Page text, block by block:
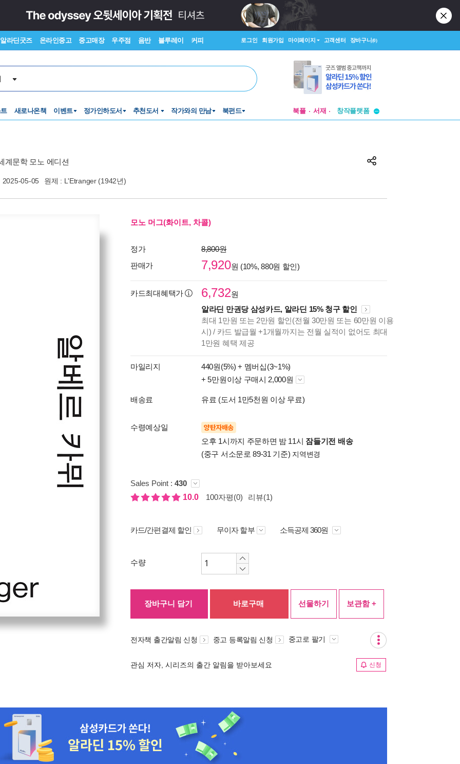
알라딘굿즈 온라인중고 중고매장 우주점 음반 블루레이 커피 로그인 회원가입 마이페이지 고객센터 장바구니(0)
새로나온책 이벤트 정가인하도서 추천도서 작가와의 만남 북펀드 북플 서재
투비컨티뉴드
계문학 모노 에디션
2025-05-05 원제 : L'Etranger (1942년)
모노 머그(화이트, 차콜)
정가
8,800원
판매가
7,920원 (10%, 880원 할인)
카드최대혜택가 6,732원
알라딘 만권당 삼성카드, 알라딘 15% 청구 할인
최대 1만원 또는 2만원 할인(전월 30만원 또는 60만원 이용
시) / 카드 발급월 +1개월까지는 전월 실적이 없어도 최대
1만원 혜택 제공
마일리지 440원(5%) + 멤버십(3~1%)
+ 5만원이상 구매시 2,000원
배송료 유료 (도서 1만5천원 이상 무료)
수령예상일 양탄자배송
오후 1시까지 주문하면 밤 11시 잠들기전 배송
(중구 서소문로 89-31 기준) 지역변경
Sales Point : 430
10.0
100자평(0) 리뷰(1)
카드/간편결제 할인 무이자 할부 소득공제 360원
수량
장바구니 담기 바로구매 선물하기 보관함 +
전자책 출간알림 신청 중고 등록알림 신청 중고로 팔기
관심 저자, 시리즈의 출간 알림을 받아보세요 신청